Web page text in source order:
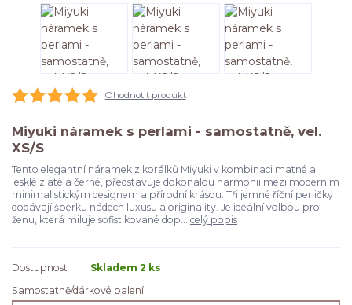
Ohodnotit produkt
Miyuki náramek s perlami - samostatně, vel.
XS/S
Tento elegantní náramek z korálků Miyuki v kombinaci matné a
lesklé zlaté a černé, představuje dokonalou harmonii mezi moderním
minimalistickým designem a přírodní krásou. Tři jemné říční perličky
dodávají šperku nádech luxusu a originality. Je ideální volbou pro
ženu, která miluje sofistikované dop... celý popis
Dostupnost
Skladem 2 ks
Samostatně/dárkové balení